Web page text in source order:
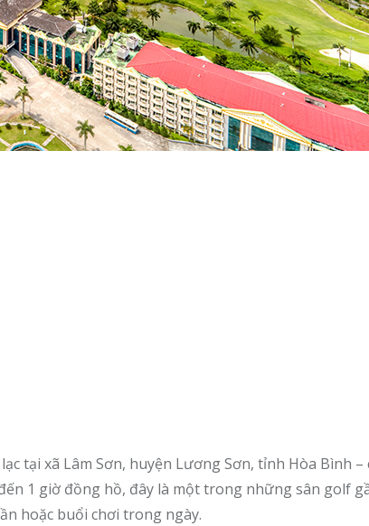
tại xã Lâm Sơn, huyện Lương Sơn, tỉnh Hòa Bình –
1 giờ đồng hồ, đây là một trong những sân golf
hoặc buổi chơi trong ngày.